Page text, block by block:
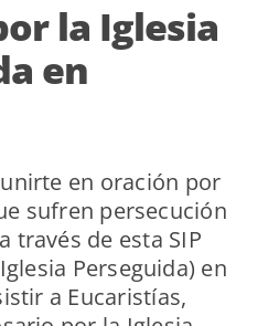
la Iglesia
en
en oración por
sufren persecución
través de esta SIP
Perseguida) en
a Eucaristías,